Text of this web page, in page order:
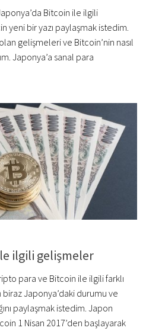
Bitcoin ile ilgili
yeni bir yazı paylaşmak istedim.
gelişmeleri ve Bitcoin’nin nasıl
Japonya’a sanal para
ilgili gelişmeler
para ve Bitcoin ile ilgili farklı
Japonya’daki durumu ve
paylaşmak istedim. Japon
1 Nisan 2017’den başlayarak